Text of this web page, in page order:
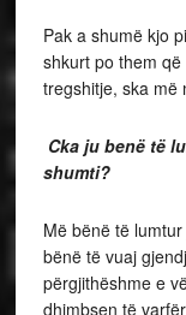
Pak a shumë kjo
shkurt po them
tregshitje, ska më
Cka ju benë të
shumti?
Më bënë të
bënë të vuaj
përgjithëshme e
dhimbsen të